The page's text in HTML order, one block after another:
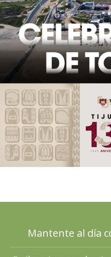
regidor
Lemuel, …
Mantente al día